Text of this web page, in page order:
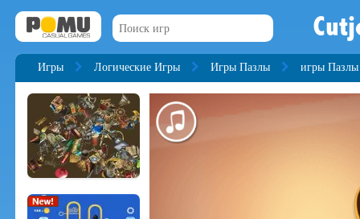
Игры Логические Игры Игры Пазлы игры Пазлы